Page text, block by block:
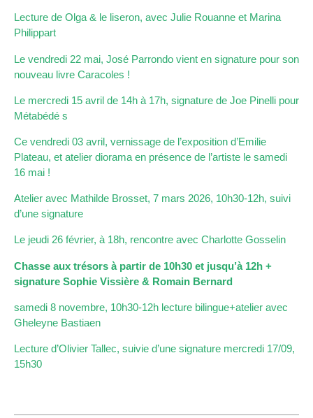
Lecture de Olga & le liseron, avec Julie Rouanne et Marina
Philippart
Le vendredi 22 mai, José Parrondo vient en signature pour son
nouveau livre Caracoles !
Le mercredi 15 avril de 14h à 17h, signature de Joe Pinelli pour
Métabédé s
Ce vendredi 03 avril, vernissage de l’exposition d’Emilie
Plateau, et atelier diorama en présence de l’artiste le samedi
16 mai !
Atelier avec Mathilde Brosset, 7 mars 2026, 10h30-12h, suivi
d’une signature
Le jeudi 26 février, à 18h, rencontre avec Charlotte Gosselin
Chasse aux trésors à partir de 10h30 et jusqu’à 12h +
signature Sophie Vissière & Romain Bernard
samedi 8 novembre, 10h30-12h lecture bilingue+atelier avec
Gheleyne Bastiaen
Lecture d’Olivier Tallec, suivie d’une signature mercredi 17/09,
15h30